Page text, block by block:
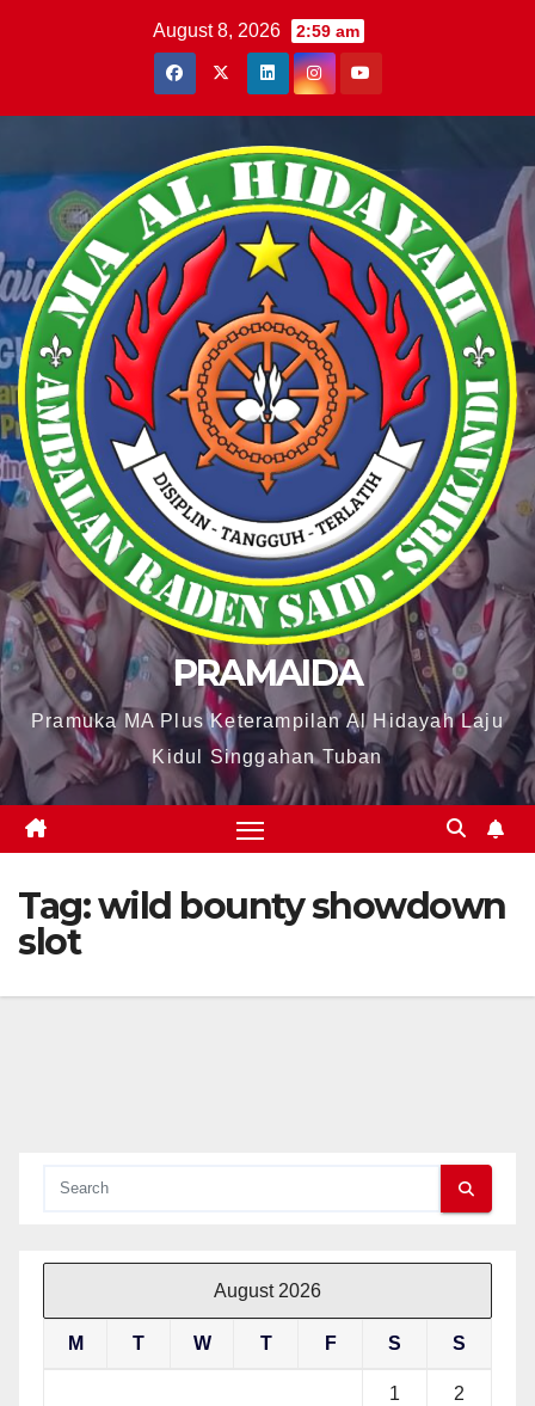
August 8, 2026 2:59 am
PRAMAIDA
Pramuka MA Plus Keterampilan Al Hidayah Laju
Kidul Singgahan Tuban
Tag:wild bounty showdown
slot
August 2026
M T W T F S S
1 2